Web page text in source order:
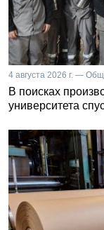
4 августа 2026 г. —
В поисках
университета